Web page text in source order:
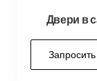
Двери в